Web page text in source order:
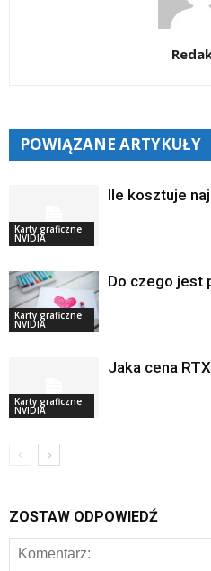
POWIĄZANE ARTYKUŁY
Karty graficzne
NVIDIA
Ile kosztuje
Karty graficzne
NVIDIA
Do czego jest
Karty graficzne
NVIDIA
Jaka cena
ZOSTAW ODPOWIEDŹ